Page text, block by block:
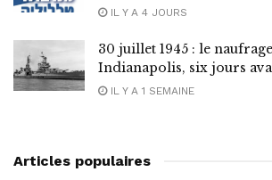
IL Y A 4 JOURS
30 juillet 1945 : le naufrage
Indianapolis, six jours
IL Y A 1 SEMAINE
Articles populaires